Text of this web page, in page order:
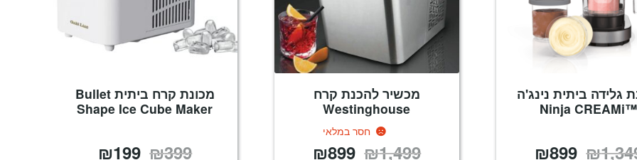
גלידה ביתית נינג'ה
™Ninja CREAMi
₪ המחיר ₪899
מכשיר להכנת קרח
Westinghouse
חסר במלאי
₪1,499 המחיר ₪899
מכונת קרח ביתית Bullet
Shape Ice Cube Maker
₪399 המחיר ₪199